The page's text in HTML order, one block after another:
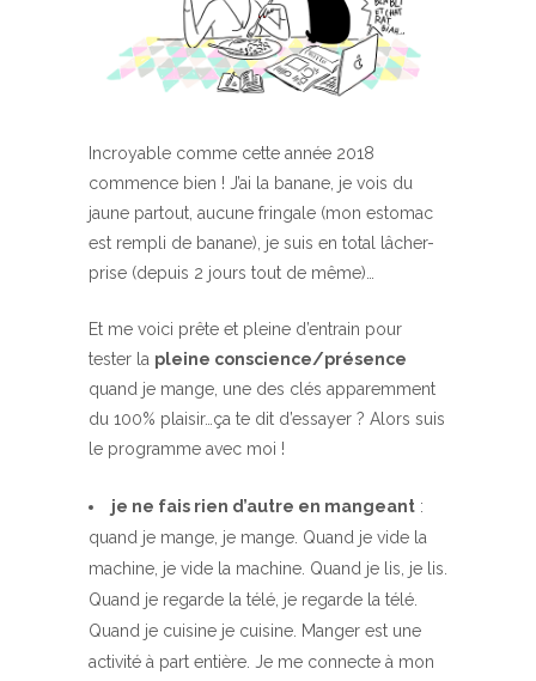
Incroyable comme cette année 2018
commence bien ! J’ai la banane, je vois du
jaune partout, aucune fringale (mon estomac
est rempli de banane), je suis en total lâcher-
prise (depuis 2 jours tout de même)…
Et me voici prête et pleine d’entrain pour
tester la pleine conscience/présence
quand je mange, une des clés apparemment
du 100% plaisir…ça te dit d’essayer ? Alors suis
le programme avec moi !
je ne fais rien d’autre en mangeant :
quand je mange, je mange. Quand je vide la
machine, je vide la machine. Quand je lis, je lis.
Quand je regarde la télé, je regarde la télé.
Quand je cuisine je cuisine. Manger est une
activité à part entière. Je me connecte à mon